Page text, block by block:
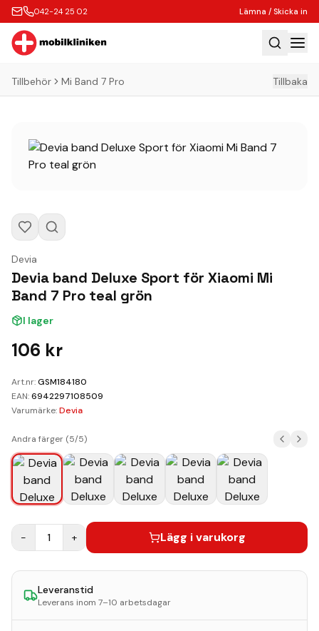
042-24 25 02 Lämna / Skicka in
Hem
Köp
Tillbehör
Lämna / Skicka in
Företagskunder
Butik
Kontakt
Kundvagn
Tillbehör Mi Band 7 Pro Tillbaka
Devia
Devia band Deluxe Sport för Xiaomi Mi
Band 7 Pro teal grön
I lager
106 kr
Art.nr:GSM184180
EAN:6942297108509
Varumärke:Devia
Andra färger (5/5)
− 1 + Lägg i varukorg
Leveranstid
Leverans inom 7–10 arbetsdagar